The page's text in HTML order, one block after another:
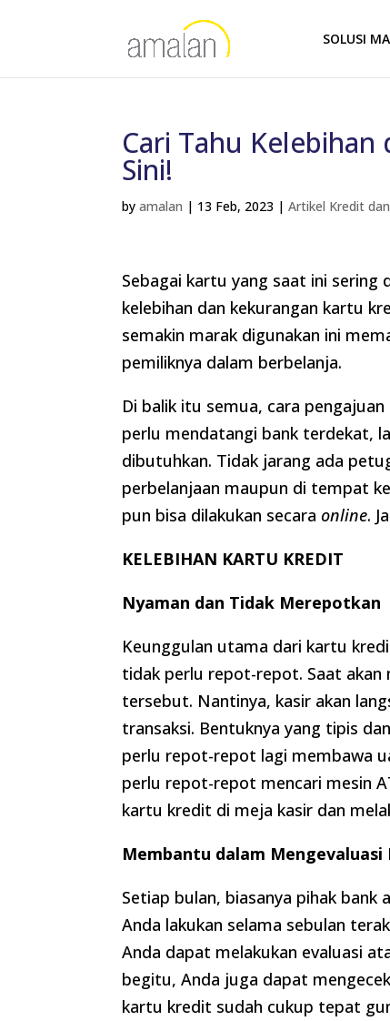
SOLUSI
Cari Tahu
Sini!
byamalan | 13 Feb, 2023 |Artikel Kredit
Sebagai kartu yang saat ini
kelebihan dan kekurangan kartu
semakin marak digunakan ini
pemiliknya dalam berbelanja.
Di balik itu semua, cara
perlu mendatangi bank terdekat,
dibutuhkan. Tidak jarang ada
perbelanjaan maupun di tempat
pun bisa dilakukan secaraonline.
KELEBIHAN KARTU KREDIT
Nyaman dan Tidak Merepotkan
Keunggulan utama dari kartu
tidak perlu repot-repot. Saat akan
tersebut. Nantinya, kasir akan
transaksi. Bentuknya yang tipis
perlu repot-repot lagi membawa
perlu repot-repot mencari mesin
kartu kredit di meja kasir dan
Membantu dalam Mengevaluasi
Setiap bulan, biasanya pihak
Anda lakukan selama sebulan
Anda dapat melakukan evaluasi
begitu, Anda juga dapat
kartu kredit sudah cukup tepat